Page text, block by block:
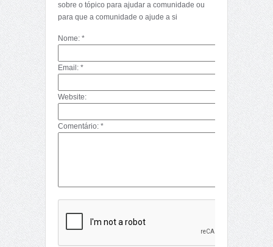
sobre o tópico para ajudar a comunidade ou
para que a comunidade o ajude a si
Nome: *
Email: *
Website:
Comentário: *